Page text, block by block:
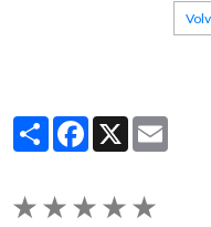
PartagerFacebook
X
★★★★★